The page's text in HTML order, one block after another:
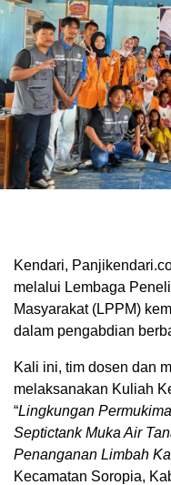
Kendari,
melalui Lembaga
Masyarakat (LPPM)
dalam pengabdian
Kali ini, tim dosen dan
melaksanakan Kuliah
“Lingkungan
Septictank Muka Air
Penanganan Limbah
Kecamatan Soropia,